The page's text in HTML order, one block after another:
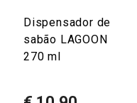
Dispensador de
sabão LAGOON
270 ml